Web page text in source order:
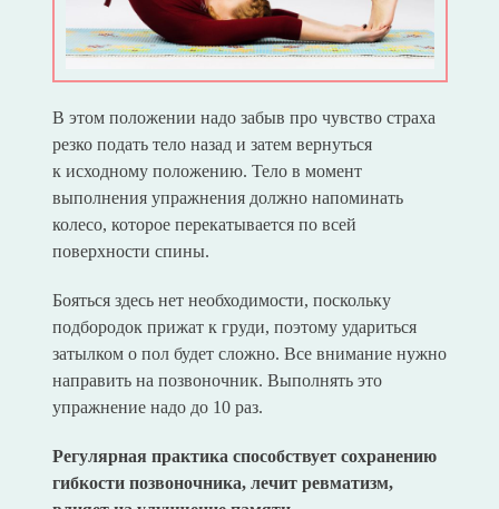
В этом положении надо забыв про чувство страха
резко подать тело назад и затем вернуться
к исходному положению. Тело в момент
выполнения упражнения должно напоминать
колесо, которое перекатывается по всей
поверхности спины.
Бояться здесь нет необходимости, поскольку
подбородок прижат к груди, поэтому удариться
затылком о пол будет сложно. Все внимание нужно
направить на позвоночник. Выполнять это
упражнение надо до 10 раз.
Регулярная практика способствует сохранению
гибкости позвоночника, лечит ревматизм,